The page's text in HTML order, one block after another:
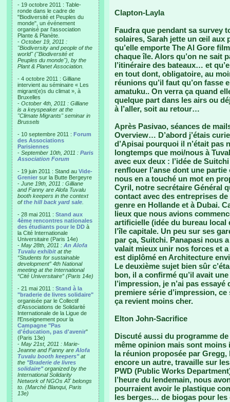
- 19 octobre 2011 : Table-
ronde dans le cadre de
"Biodiversité et Peuples du
monde", un événement
organisé par l'association
Plante & Planète.
- October 19, 2011 :
"Biodiversity and people of the
world" ("Biodiversité et
Peuples du monde"), by the
Plant & Planet Association.
- 4 octobre 2011 : Gilliane
intervient au séminaire « Les
migrant(e)s du climat », à
Bruxelles
- October 4th, 2011 : Gilliane
is a keyspeaker at the
"Climate Migrants" seminar in
Brussels
- 10 septembre 2011 : Forum
des Associations
Parisiennes
- September 10th, 2011 : Paris
Association Forum
- 19 juin 2011 : Stand au Vide-
Grenier sur la Butte Bergeyre
- June 19th, 2011 : Gilliane
and Fanny are Alofa Tuvalu
booth keepers in the context
ofthe hill back yard sale
- 28 mai 2011 : Stand aux
4ème rencontres nationales
des étudiants pour le DD à
la Cité Internationale
Universitaire (Paris 14e)
- May 28th, 2011 : An Alofa
Tuvalu exhibit at the
“Students for sustainable
development” 4th National
meeting at the International
“Cité Universitaire” (Paris 14e)
- 21 mai 2011 : Stand à la
"braderie de livres solidaire"
organisée par le Collectif
d'Associations de Solidarité
Internationale de la Ligue de
l'Enseignement pour la
Campagne "Pas
d'éducation, pas d'avenir"
(Paris 13e)
- May 21st, 2011 : Marie-
Jeanne and Fanny are Alofa
Tuvalu booth keepers"at
the "Braderie de livres
solidaire"organized by the
International Solidarity
Network of NGOs AT belongs
to. (Marché Blanqui, Paris
13e)
Clapton-Layla
Faudra que pendant sa survey
solaires, Sarah jette un œil aux
qu’elle emporte The Al Gore
chaque île. Alors qu’on ne sait
l’itinéraire des bateaux… et
en tout dont, obligatoire, au
réunions qu’il faut qu’on fasse
amatuku.. On verra ça quand
quelque part dans les airs ou
à l’aller, soit au retour…
Après Pasivao, séances de
Overview… D’abord j’étais
d’Apisai pourquoi il n’était
longtemps que moi/nous à
avec eux deux : l’idée de
renflouer l’anse dont une
nous en a touché un mot en
Cyril, notre secrétaire Général
contact avec des entreprises
genre en Hollande et à Dubai.
lieux que nous avions
artificielle (idée du bureau local
l’île capitale. Un peu sur ses
par ça, Suitchi. Panapasi nous
valait mieux unir nos forces et
est diplômé en Architecture
Le deuxième sujet bien sûr
bon, il a confirmé qu’il avait
l’impression, je n’ai pas
premiere série d’impression,
ça revient moins cher.
Elton John-Sacrifice
Discuté aussi du programme
même opinion mais sont moins
la réunion proposée par
encore un autre, travaille sur
PWD (Public Works
l’heure du lendemain, nous
pourraient avoir le plastique
les berges… de biogas pour les